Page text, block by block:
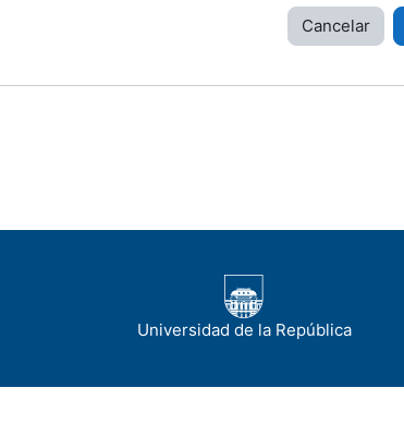
Cancelar
Universidad de la República